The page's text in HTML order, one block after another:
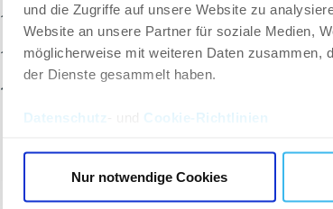
und die Zugriffe auf unsere Website zu
Website an unsere Partner für soziale Medien,
möglicherweise mit weiteren Daten zusammen,
der Dienste gesammelt haben.
Datenschutz Cookie-Richtlinien
Nur notwendige Cookies
10:00 - 20:00
10:00 - 20:00
10:00 - 20:00